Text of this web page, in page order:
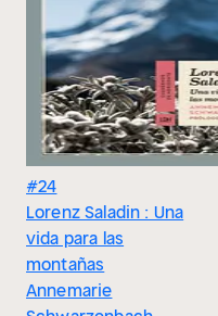
#24
Lorenz Saladin : Una
vida para las
montañas
Annemarie